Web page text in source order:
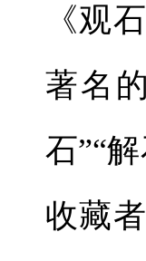
《观
著名
石”“
收藏